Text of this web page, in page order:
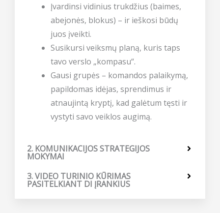
Įvardinsi vidinius trukdžius (baimes,
abejonės, blokus) – ir ieškosi būdų
juos įveikti.
Susikursi veiksmų planą, kuris taps
tavo verslo „kompasu“.
Gausi grupės – komandos palaikymą,
papildomas idėjas, sprendimus ir
atnaujintą kryptį, kad galėtum tęsti ir
vystyti savo veiklos augimą.
2. KOMUNIKACIJOS STRATEGIJOS
MOKYMAI
3. VIDEO TURINIO KŪRIMAS
PASITELKIANT DI ĮRANKIUS